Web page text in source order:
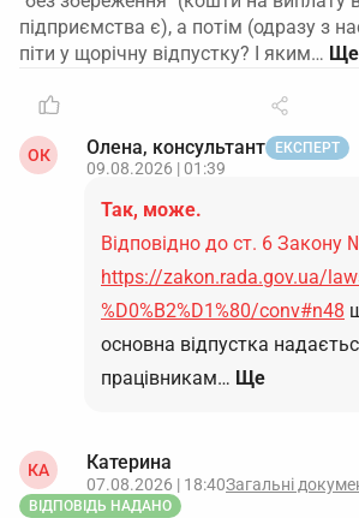
підприємства є), а потім (одразу з
піти у щорічну відпустку? І яким…
ОК Олена, консультант ЕКСПЕРТ
09.08.2026 | 01:39
Так, може.
Відповідно до ст. 6 Закону
https://zakon.rada.gov.ua/
%D0%B2%D1%80/conv#n48
основна відпустка
працівникам… Ще
КА Катерина
07.08.2026 | 18:40Загальні
ВІДПОВІДЬ НАДАНО